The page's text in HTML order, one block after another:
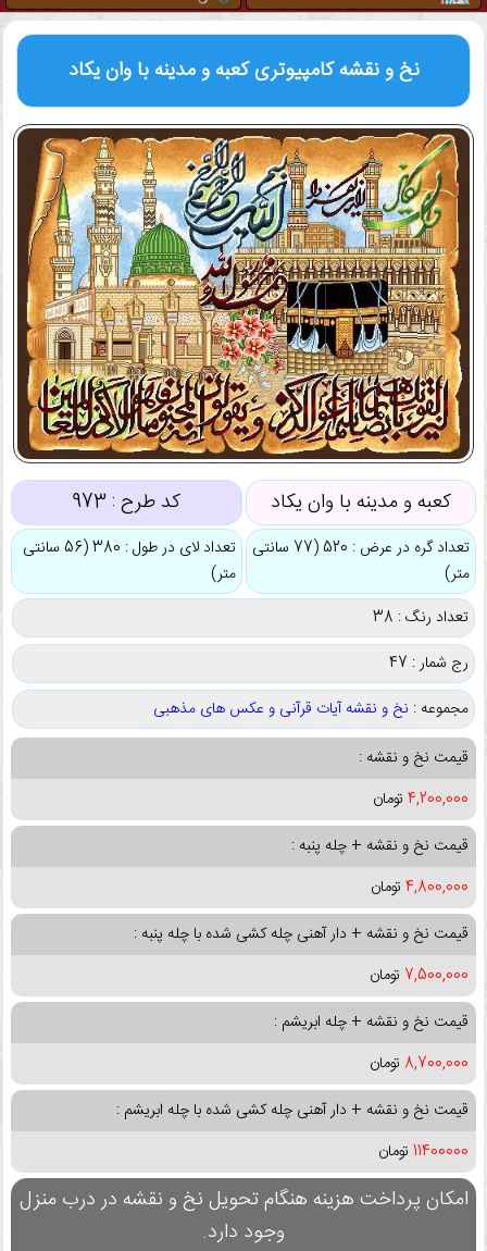
نخ و نقشه کامپیوتریکعبه و مدینه با وان یکاد
کعبه و مدینه با وان یکاد کد طرح : 973
تعداد گره در عرض : 520 (77 سانتی
متر)
تعداد لای در طول : 380 (56 سانتی
متر)
تعداد رنگ : 38
رج شمار : 47
مجموعه : نخ و نقشه آیات قرآنی و عکس های مذهبی
قیمت نخ و نقشه :
4,200,000 تومان
قیمت نخ و نقشه + چله پنبه :
4,800,000 تومان
قیمت نخ و نقشه + دار آهنی چله کشی شده با چله پنبه :
7,500,000 تومان
قیمت نخ و نقشه + چله ابریشم :
8,700,000 تومان
قیمت نخ و نقشه + دار آهنی چله کشی شده با چله ابریشم :
11400000 تومان
امکان پرداخت هزینه هنگام تحویل نخ و نقشه در درب منزل
وجود دارد.